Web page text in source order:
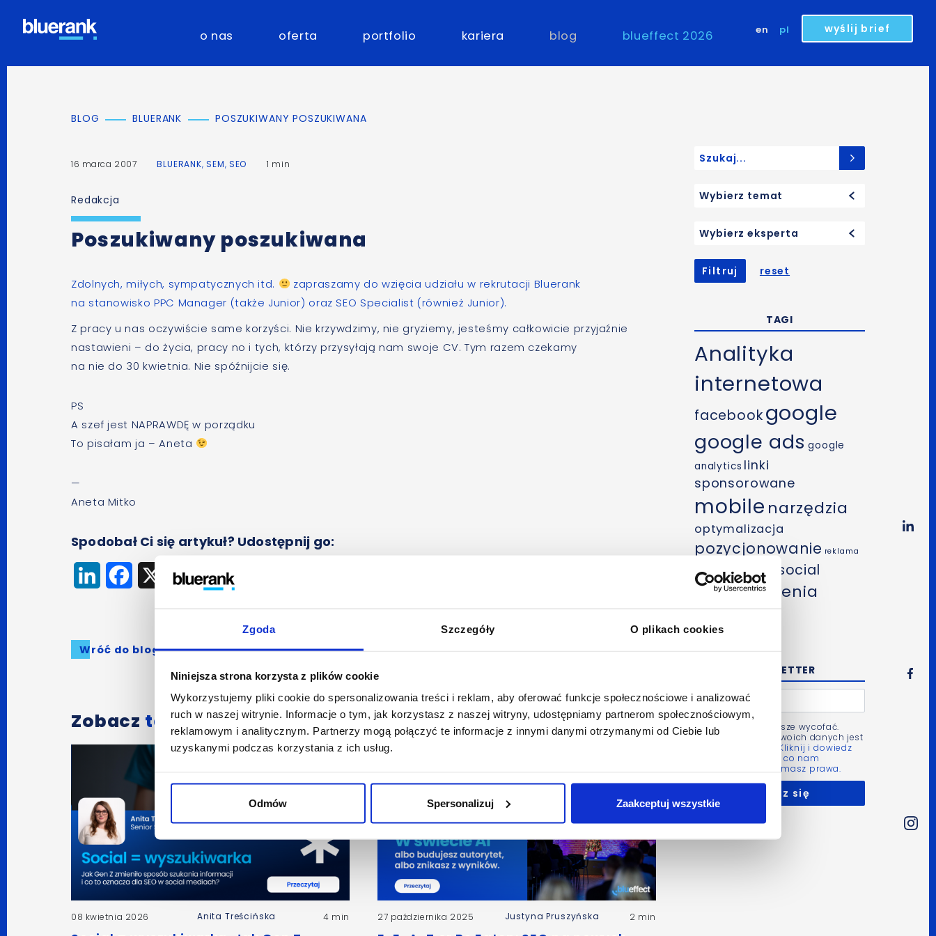
Zgoda Szczegóły O plikach cookies
Niniejsza strona korzysta z plików cookie
Wykorzystujemy pliki cookie do spersonalizowania treści i reklam, aby oferować funkcje społecznościowe i analizować
ruch w naszej witrynie. Informacje o tym, jak korzystasz z naszej witryny, udostępniamy partnerom społecznościowym,
reklamowym i analitycznym. Partnerzy mogą połączyć te informacje z innymi danymi otrzymanymi od Ciebie lub
uzyskanymi podczas korzystania z ich usług.
Odmów Spersonalizuj Zaakceptuj wszystkie
en pl wyślij brief
o nas oferta portfolio kariera blog blueffect 2026
BLOG BLUERANK POSZUKIWANY POSZUKIWANA
16 marca 2007 BLUERANK,SEM, SEO 1 min
Redakcja
Poszukiwany poszukiwana
Zdolnych, miłych, sympatycznych itd.
zapraszamy do wzięcia udziału w rekrutacji Bluerank
na stanowisko PPC Manager (także Junior) oraz SEO Specialist (również Junior).
Z pracy u nas oczywiście same korzyści. Nie krzywdzimy, nie gryziemy, jesteśmy całkowicie przyjaźnie
nastawieni – do życia, pracy no i tych, którzy przysyłają nam swoje CV. Tym razem czekamy
na nie do 30 kwietnia. Nie spóźnijcie się.
PS
A szef jest NAPRAWDĘ w porządku
To pisałam ja – Aneta
—
Aneta Mitko
Spodobał Ci się artykuł? Udostępnij go:
LinkedInFacebook
Wróć do bloga
Zobacz także:
08 kwietnia 2026 Anita Treścińska 4 min 27 października 2025 Justyna Pruszyńska 2 min
Wybierz temat
Wybierz eksperta
Filtruj reset
TAGI
Analityka
internetowa
facebookgoogle
google ads google
analytics linki
sponsorowane
mobile narzędzia
optymalizacja
pozycjonowanie reklama
internetowa SEO
social
mediaszkolenia
NEWSLETTER
Zgodę możesz zawsze wycofać.
Administratorem Twoich danych jest
Kliknij i dowiedz
się więcej m.in. po co nam
Twoje dane i jakie masz prawa.